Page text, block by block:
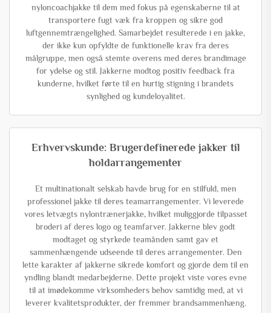
nyloncoachjakke til dem med fokus på egenskaberne til at
transportere fugt væk fra kroppen og sikre god
luftgennemtrængelighed. Samarbejdet resulterede i en jakke,
der ikke kun opfyldte de funktionelle krav fra deres
målgruppe, men også stemte overens med deres brandimage
for ydelse og stil. Jakkerne modtog positiv feedback fra
kunderne, hvilket førte til en hurtig stigning i brandets
synlighed og kundeloyalitet.
Erhvervskunde: Brugerdefinerede jakker til
holdarrangementer
Et multinationalt selskab havde brug for en stilfuld, men
professionel jakke til deres teamarrangementer. Vi leverede
vores letvægts nylontrænerjakke, hvilket muliggjorde tilpasset
broderi af deres logo og teamfarver. Jakkerne blev godt
modtaget og styrkede teamånden samt gav et
sammenhængende udseende til deres arrangementer. Den
lette karakter af jakkerne sikrede komfort og gjorde dem til en
yndling blandt medarbejderne. Dette projekt viste vores evne
til at imødekomme virksomheders behov samtidig med, at vi
leverer kvalitetsprodukter, der fremmer brandsammenhæng.